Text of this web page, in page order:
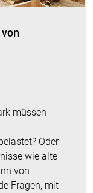
müssen
Oder
wie alte
von
Fragen, mit